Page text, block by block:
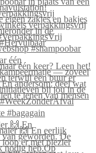
één
🙌 En